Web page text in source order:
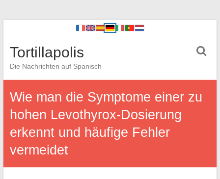
Tortillapolis
Die Nachrichten auf Spanisch
Wie man die Symptome einer zu
hohen Levothyrox-Dosierung
erkennt und häufige Fehler
vermeidet